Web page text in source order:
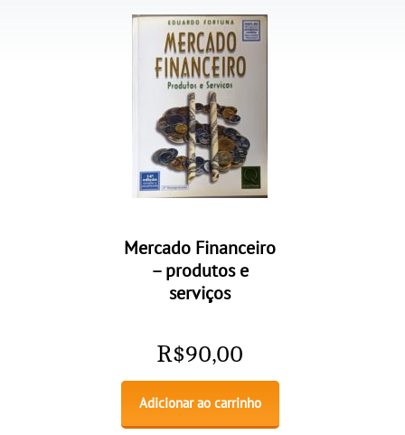
Mercado Financeiro
– produtos e
serviços
R$90,00
Adicionar ao carrinho